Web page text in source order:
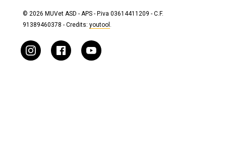
© 2026 MUVet ASD - APS - P.iva 03614411209 - C.F.
91389460378 - Credits: youtool .